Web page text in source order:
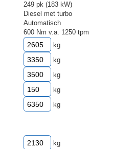
249 pk (183 kW)
Diesel met turbo
Automatisch
600 Nm v.a. 1250 tpm
kg
kg
kg
kg
kg
kg